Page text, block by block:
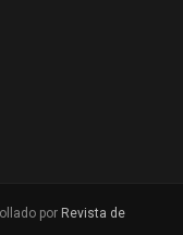
por Revista de